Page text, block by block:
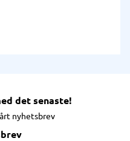
det senaste!
nyhetsbrev